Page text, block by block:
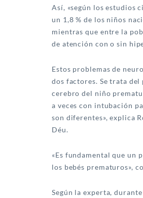
Así, «según los estudios
un 1,8 % de los niños
mientras que entre la
de atención con o sin
Estos problemas de
dos factores. Se trata del
cerebro del niño
a veces con intubación
son diferentes», explica
Déu.
«Es fundamental que un
los bebés prematuros»,
Según la experta,